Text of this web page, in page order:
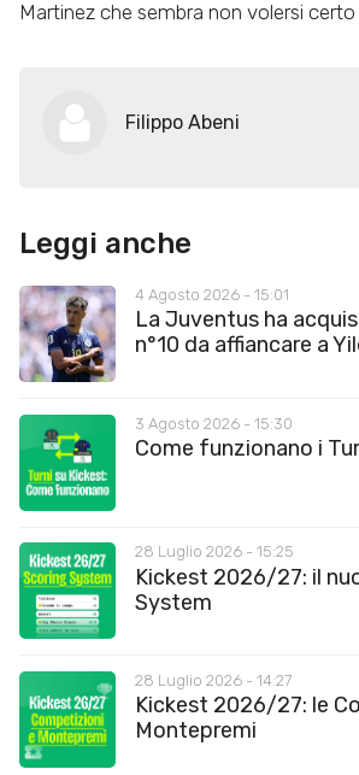
Martinez che sembra non volersi
Filippo Abeni
Leggi anche
4 Agosto 2026 - 15:01
La Juventus ha
n°10 da affiancare a
3 Agosto 2026 - 15:30
Come funzionano i
28 Luglio 2026 - 15:25
Kickest 2026/27: il
System
28 Luglio 2026 - 14:27
Kickest 2026/27: le
Montepremi